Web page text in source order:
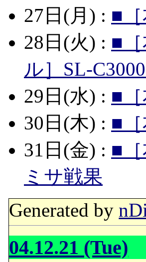
27日(月) : ■
28日(火) : ■
ル］SL-
29日(水) : ■
30日(木) : ■
31日(金) : ■
ミサ戦果
Generated by
04.12.21 (Tue)